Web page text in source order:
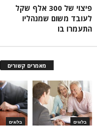
פיצוי של 300 אלף שקל
לעובד משום שמנהליו
התעמרו בו
מאמרים קשורים
בלוגים בלוגים